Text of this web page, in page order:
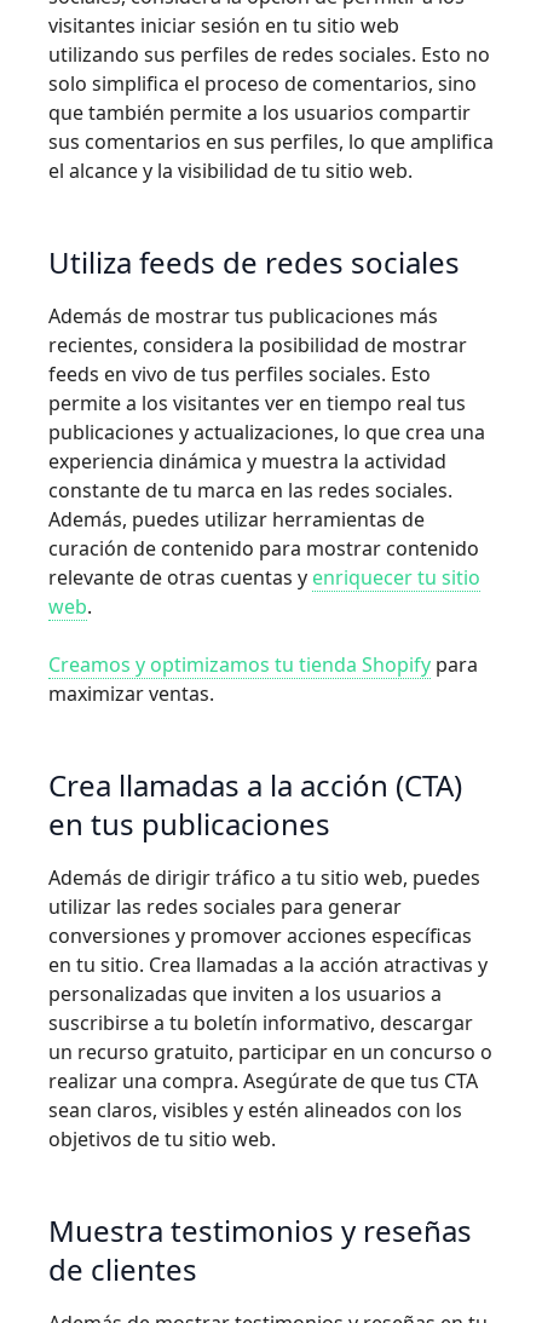
visitantes iniciar sesión en tu sitio web
utilizando sus perfiles de redes sociales. Esto no
solo simplifica el proceso de comentarios, sino
que también permite a los usuarios compartir
sus comentarios en sus perfiles, lo que amplifica
el alcance y la visibilidad de tu sitio web.
Utiliza feeds de redes sociales
Además de mostrar tus publicaciones más
recientes, considera la posibilidad de mostrar
feeds en vivo de tus perfiles sociales. Esto
permite a los visitantes ver en tiempo real tus
publicaciones y actualizaciones, lo que crea una
experiencia dinámica y muestra la actividad
constante de tu marca en las redes sociales.
Además, puedes utilizar herramientas de
curación de contenido para mostrar contenido
relevante de otras cuentas y enriquecer tu sitio
web.
Creamos y optimizamos tu tienda Shopify para
maximizar ventas.
Crea llamadas a la acción (CTA)
en tus publicaciones
Además de dirigir tráfico a tu sitio web, puedes
utilizar las redes sociales para generar
conversiones y promover acciones específicas
en tu sitio. Crea llamadas a la acción atractivas y
personalizadas que inviten a los usuarios a
suscribirse a tu boletín informativo, descargar
un recurso gratuito, participar en un concurso o
realizar una compra. Asegúrate de que tus CTA
sean claros, visibles y estén alineados con los
objetivos de tu sitio web.
Muestra testimonios y reseñas
de clientes